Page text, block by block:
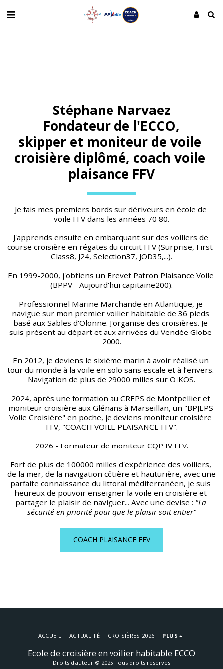
Stéphane Narvaez
Fondateur de l'ECCO,
skipper et moniteur de voile
croisière diplômé, coach voile
plaisance FFV
Je fais mes premiers bords sur dériveurs en école de
voile FFV dans les années 70 80.
J'apprends ensuite en embarquant sur des voiliers de
course croisière en régates du circuit FFV (Surprise, First-
Class8, J24, Selection37, JOD35,...).
En 1999-2000, j'obtiens un Brevet Patron Plaisance Voile
(BPPV - Aujourd'hui capitaine200).
Professionnel Marine Marchande en Atlantique, je
navigue sur mon premier voilier habitable de 36 pieds
basé aux Sables d'Olonne. J'organise des croisières. Je
suis présent au départ et aux arrivées du Vendée Globe
2000.
En 2012, je deviens le sixième marin à avoir réalisé un
tour du monde à la voile en solo sans escale et à l’envers.
Navigation de plus de 29000 milles sur OÏKOS.
2024, après une formation au CREPS de Montpellier et
moniteur croisière aux Glénans à Marseillan, un "BPJEPS
Voile Croisière" en poche, je deviens moniteur croisière
FFV, "COACH VOILE PLAISANCE FFV".
2026 - Formateur de moniteur CQP IV FFV.
Fort de plus de 100000 milles d'expérience des voiliers,
de la mer, de la navigation côtière et hauturière, avec une
parfaite connaissance du littoral méditerranéen, je suis
heureux de pouvoir enseigner la voile en croisière et
partager le plaisir de naviguer... Avec une devise : "La
sécurité en priorité pour que le plaisir soit entier"
COACH PLAISANCE FFV
Ecole de croisière en voilier habitable ECCO
Droits d'auteur © 2026 Tous droits réservés
ACCUEIL ACTUALITÉ CROISIÈRES 2026 PLUS